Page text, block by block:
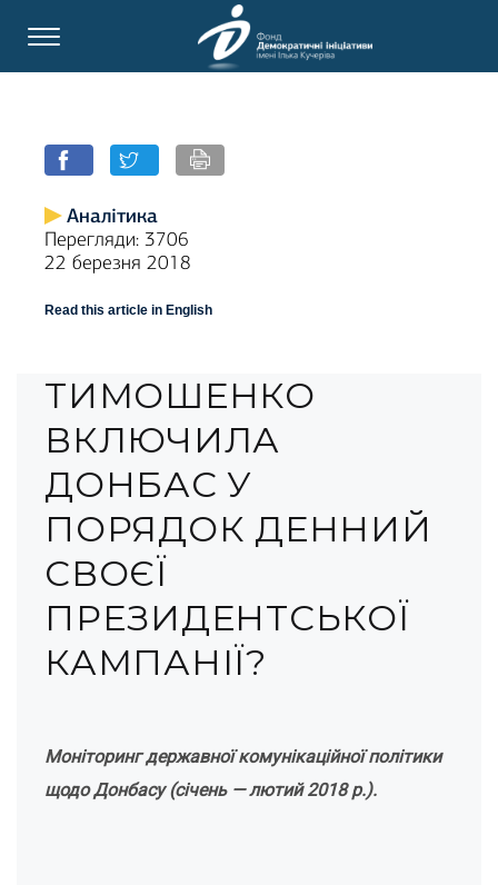
Аналітика
Перегляди: 3706
22 березня 2018
Read this article in English
ТИМОШЕНКО
ВКЛЮЧИЛА
ДОНБАС У
ПОРЯДОК ДЕННИЙ
СВОЄЇ
ПРЕЗИДЕНТСЬКОЇ
КАМПАНІЇ?
Моніторинг державної комунікаційної політики
щодо Донбасу (січень — лютий 2018 р.).